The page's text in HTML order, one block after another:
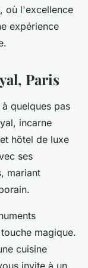
où l'excellence
expérience
Paris
quelques pas
incarne
hôtel de luxe
ses
mariant
magique.
cuisine